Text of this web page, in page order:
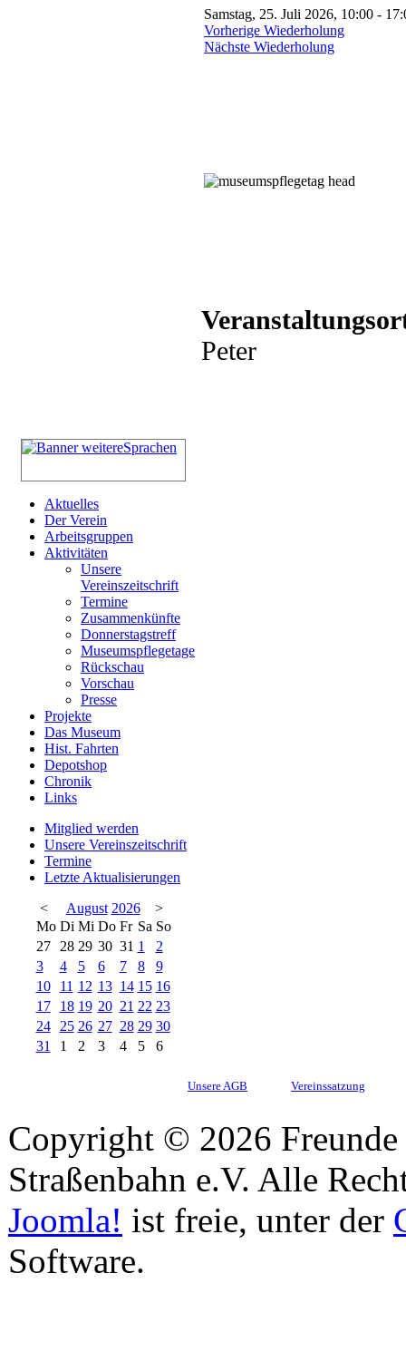
Samstag, 25. Juli 2026, 10:00 -
Vorherige Wiederholung
Nächste Wiederholung
Peter
Aktuelles
Der Verein
Arbeitsgruppen
Aktivitäten
Unsere
Vereinszeitschrift
Termine
Zusammenkünfte
Donnerstagstreff
Museumspflegetage
Rückschau
Vorschau
Presse
Projekte
Das Museum
Hist. Fahrten
Depotshop
Chronik
Links
Mitglied werden
Unsere Vereinszeitschrift
Termine
Letzte Aktualisierungen
<
August 2026
>
Mo Di Mi Do Fr Sa So
27
28 29 30 31 1
2
3
4 5 6 7 8
9
10
11 12 13 14 15 16
17
18 19 20 21 22 23
24
25 26 27 28 29 30
31
1 2 3 4 5 6
Unsere AGB Vereinssatzung
Copyright © 2026
Straßenbahn e.V. Alle
Joomla! ist freie, unter der
Software.